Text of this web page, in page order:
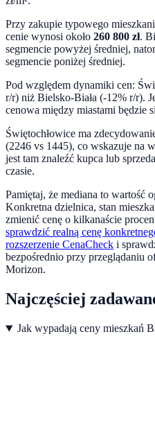
Przy zakupie typowego
cenie wynosi około 260 800 zł.
segmencie powyżej średniej,
segmencie poniżej średniej.
Pod względem dynamiki cen:
r/r) niż Bielsko-Biała (-12% r/r).
cenowa między miastami będzie
Świętochłowice ma
(2246 vs 1445), co wskazuje na
jest tam znaleźć kupca lub
czasie.
Pamiętaj, że mediana to wartość
Konkretna dzielnica, stan
zmienić cenę o kilkanaście
sprawdzić realną cenę
rozszerzenie CenaCheck i
bezpośrednio przy przeglądaniu
Morizon.
Najczęściej
Jak wypadają ceny mieszkań